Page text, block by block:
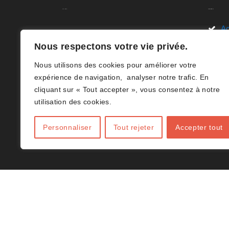
Nous respectons votre vie privée.
Nous utilisons des cookies pour améliorer votre
expérience de navigation, analyser notre trafic. En
cliquant sur « Tout accepter », vous consentez à notre
utilisation des cookies.
Personnaliser Tout rejeter Accepter tout
des Clubs de Volley-ball en Hainaut
(B)(ACHVB). Votre destination en
ligne dédiée à tout ce qui concerne